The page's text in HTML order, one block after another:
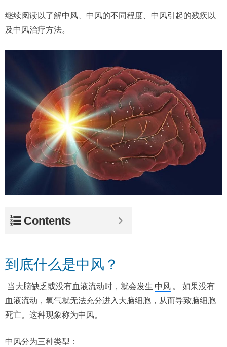
继续阅读以了解中风、中风的不同程度、中风引起的残疾以
及中风治疗方法。
Contents
到底什么是中风？
当大脑缺乏或没有血液流动时，就会发生 中风 。 如果没有
血液流动，氧气就无法充分进入大脑细胞，从而导致脑细胞
死亡。这种现象称为中风。
中风分为三种类型：